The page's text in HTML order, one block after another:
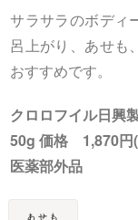
サラサラのボディ
呂上がり、あせも
おすすめです。
クロロフイル日興
50g 価格 1,870円
医薬部外品